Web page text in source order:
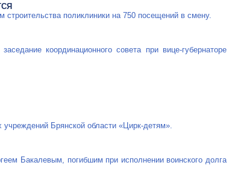
поликлиники на 750 посещений в смену.
координационного совета при вице-губернаторе
Брянской области «Цирк-детям».
Бакалевым, погибшим при исполнении воинского долга